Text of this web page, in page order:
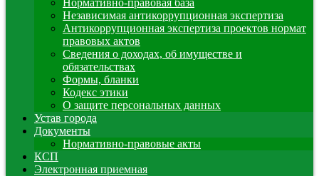
Нормативно-правовая база
Независимая антикоррупционная экспертиза
Антикоррупционная экспертиза проектов нормат
правовых актов
Сведения о доходах, об имуществе и
обязательствах
Формы, бланки
Кодекс этики
О защите персональных данных
Устав города
Документы
Нормативно-правовые акты
КСП
Электронная приемная